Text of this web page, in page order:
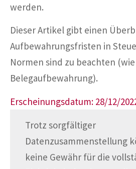
werden.
Dieser Artikel gibt einen
Aufbewahrungsfristen in
Normen sind zu beachten
Belegaufbewahrung).
Erscheinungsdatum: 28/12/
Trotz sorgfältiger
Datenzusammenstellung
keine Gewähr für die